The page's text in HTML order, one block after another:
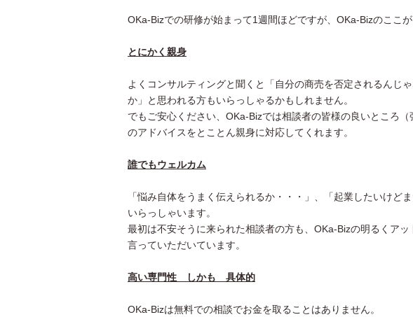
OKa-Bizでの研修が始まって1週間ほどですが、OKa-Bizのここ
とにかく親身
よくコンサルティングと聞くと「自分の商売を否定されるんじ
か」と思われる方もいらっしゃるかもしれません。
でもご安心ください、OKa-Bizでは相談者の皆様の良いところ
のアドバイスをとことん親身に対応してくれます。
誰でもウェルカム
「悩み自体をうまく伝えられるか・・・」、「起業したいけど
いらっしゃいます。
最初は不安そうに来られた相談者の方も、OKa-Bizの明るくア
言っていただいています。
高い専門性 しかも 具体的
OKa-Bizは無料での相談でお金を取ることはありません。